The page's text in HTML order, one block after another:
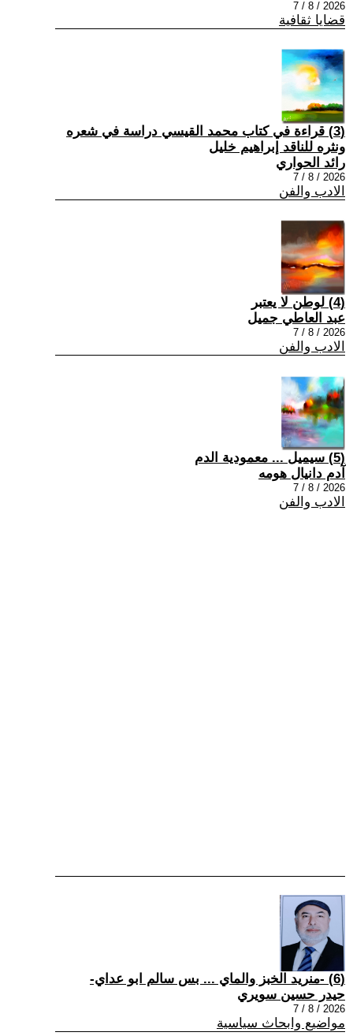
2026 / 8 / 7
قضايا ثقافية
(3) قراءة في كتاب محمد القيسي دراسة في شعره
ونثره للناقد إبراهيم خليل
رائد الحواري
2026 / 8 / 7
الادب والفن
(4) لوطن لا يعتبر
عبد العاطي جميل
2026 / 8 / 7
الادب والفن
(5) سيميل ... معمودية الدم
آدم دانيال هومه
2026 / 8 / 7
الادب والفن
(6) -منريد الخبز والماي ... بس سالم ابو عداي-
حيدر حسين سويري
2026 / 8 / 7
مواضيع وابحاث سياسية